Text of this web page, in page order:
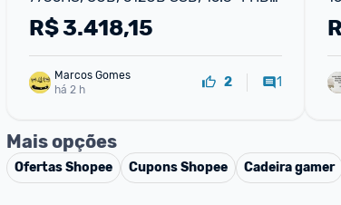
Linux
R$3.418,15
Marcos Gomes
há 2 h
2 1
Mais opções
OfertasShopee CuponsShopee Cadeira gamer